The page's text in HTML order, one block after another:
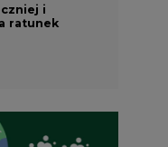
i
ratunek